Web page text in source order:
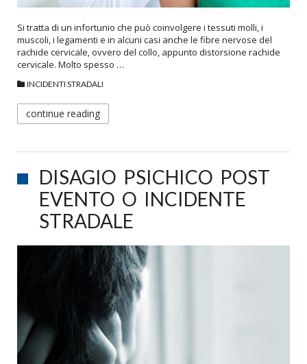
Si tratta di un infortunio che può coinvolgere i tessuti molli, i
muscoli, i legamenti e in alcuni casi anche le fibre nervose del
rachide cervicale, ovvero del collo, appunto distorsione rachide
cervicale. Molto spesso …
INCIDENTI STRADALI
continue reading
DISAGIO PSICHICO POST
EVENTO O INCIDENTE
STRADALE